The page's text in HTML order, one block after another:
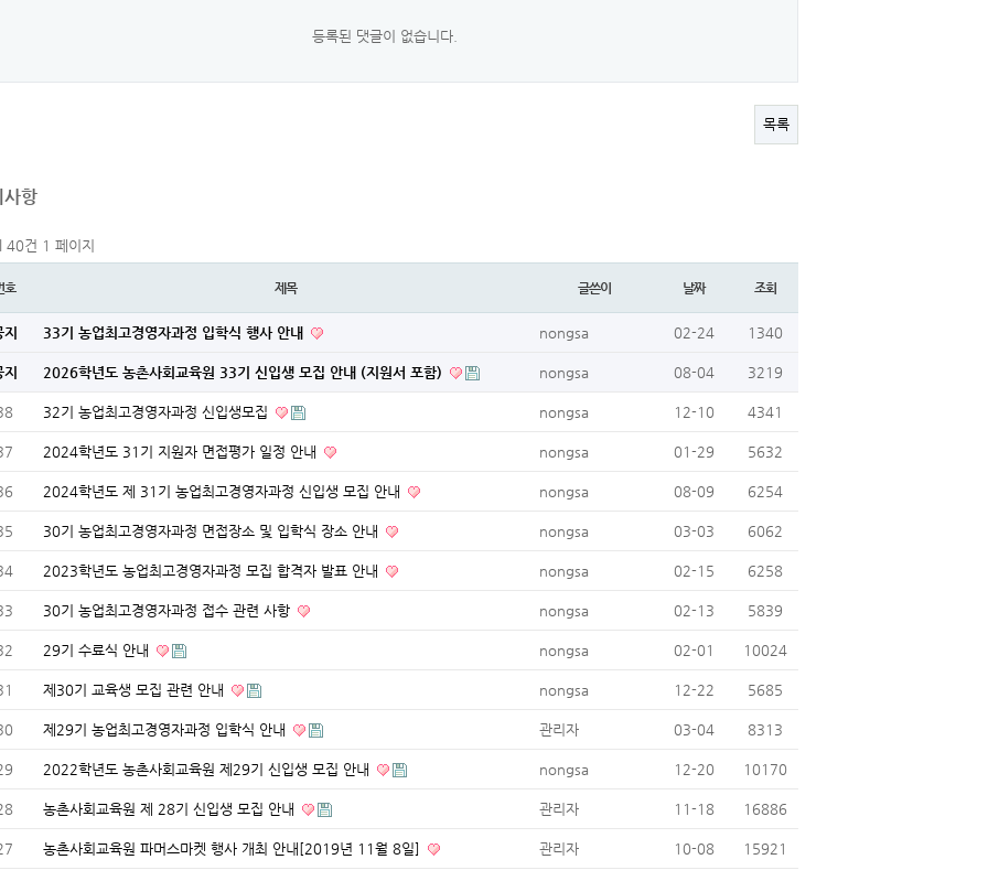
등록된 댓글이 없습니다.
목록
사항
40건 1 페이지
호 제목 글쓴이 날짜 조회
33기 농업최고경영자과정 입학식 행사 안내 nongsa 02-24 1340
2026학년도 농촌사회교육원 33기 신입생 모집 안내 (지원서 포함) nongsa 08-04 3219
32기 농업최고경영자과정 신입생모집 nongsa 12-10 4341
2024학년도 31기 지원자 면접평가 일정 안내 nongsa 01-29 5632
2024학년도 제 31기 농업최고경영자과정 신입생 모집 안내 nongsa 08-09 6254
30기 농업최고경영자과정 면접장소 및 입학식 장소 안내 nongsa 03-03 6062
2023학년도 농업최고경영자과정 모집 합격자 발표 안내 nongsa 02-15 6258
30기 농업최고경영자과정 접수 관련 사항 nongsa 02-13 5839
29기 수료식 안내 nongsa 02-01 10024
제30기 교육생 모집 관련 안내 nongsa 12-22 5685
제29기 농업최고경영자과정 입학식 안내 관리자 03-04 8313
2022학년도 농촌사회교육원 제29기 신입생 모집 안내 nongsa 12-20 10170
농촌사회교육원 제 28기 신입생 모집 안내 관리자 11-18 16886
농촌사회교육원 파머스마켓 행사 개최 안내[2019년 11월 8일] 관리자 10-08 15921